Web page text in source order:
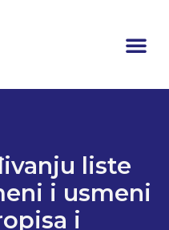
liste
i usmeni
i